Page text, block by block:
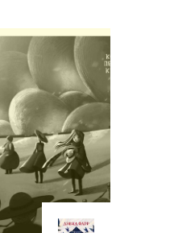
ней ребята,
«книжных
конкурса,
о недавно
Издательства
своих
с ними
и если что-то